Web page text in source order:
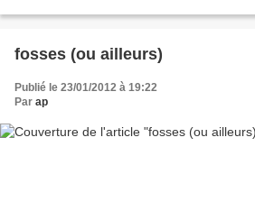
fosses (ou ailleurs)
Publié le 23/01/2012 à 19:22
Par ap